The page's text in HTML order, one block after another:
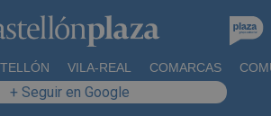
VILA-REAL COMARCAS
+ Seguir en Google